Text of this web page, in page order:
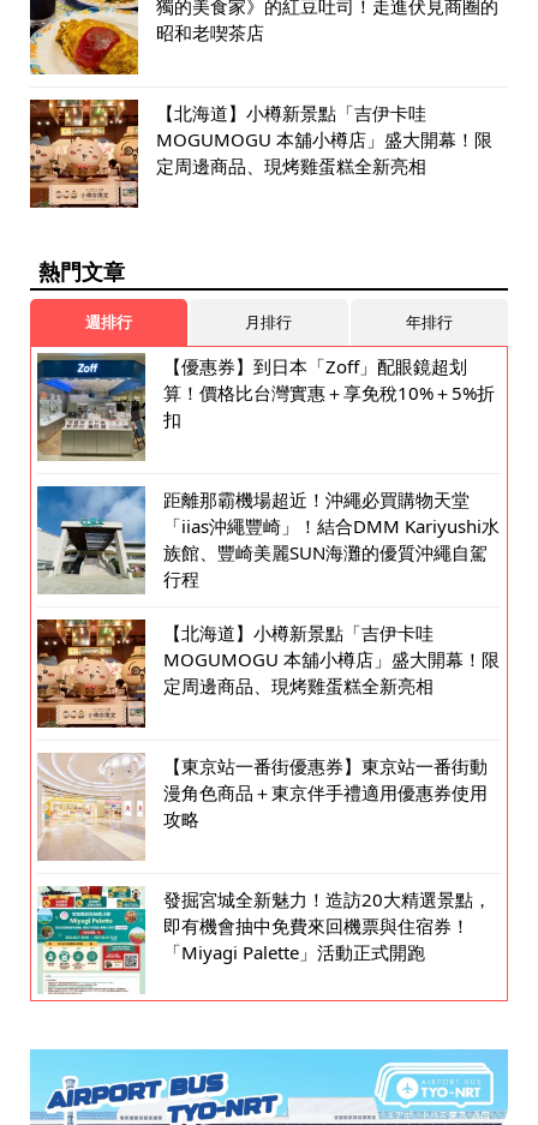
獨的美食家》的紅豆吐司！走進伏見商圈的
昭和老喫茶店
【北海道】小樽新景點「吉伊卡哇
MOGUMOGU 本舖小樽店」盛大開幕！限
定周邊商品、現烤雞蛋糕全新亮相
熱門文章
週排行 月排行 年排行
【優惠券】到日本「Zoff」配眼鏡超划
算！價格比台灣實惠＋享免稅10%＋5%折
扣
距離那霸機場超近！沖繩必買購物天堂
「iias沖繩豐崎」！結合DMM Kariyushi水
族館、豐崎美麗SUN海灘的優質沖繩自駕
行程
【北海道】小樽新景點「吉伊卡哇
MOGUMOGU 本舖小樽店」盛大開幕！限
定周邊商品、現烤雞蛋糕全新亮相
【東京站一番街優惠券】東京站一番街動
漫角色商品＋東京伴手禮適用優惠券使用
攻略
發掘宮城全新魅力！造訪20大精選景點，
即有機會抽中免費來回機票與住宿券！
「Miyagi Palette」活動正式開跑